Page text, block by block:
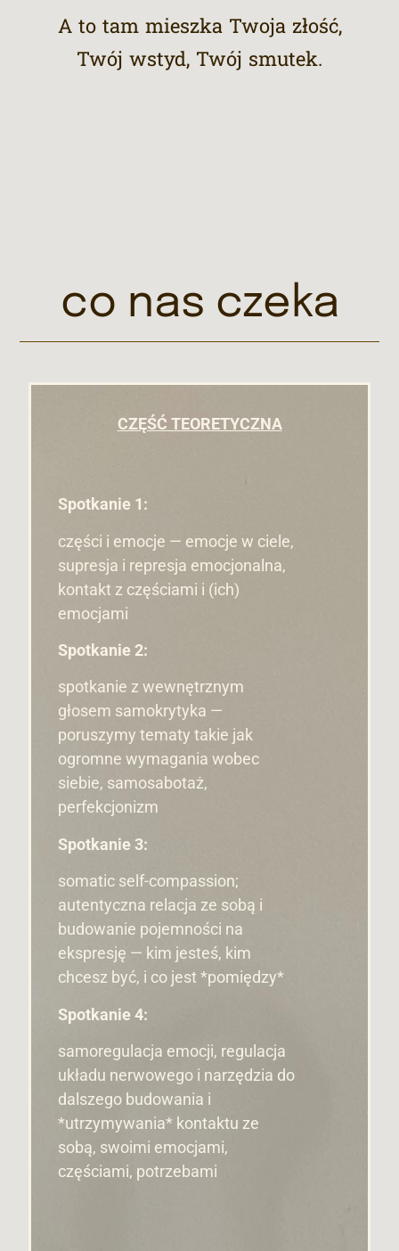
A to tam mieszka Twoja złość,
Twój wstyd, Twój smutek.
co nas czeka
CZĘŚĆ TEORETYCZNA
Spotkanie 1:
części i emocje — emocje w ciele,
supresja i represja emocjonalna,
kontakt z częściami i (ich)
emocjami
Spotkanie 2:
spotkanie z wewnętrznym
głosem samokrytyka —
poruszymy tematy takie jak
ogromne wymagania wobec
siebie, samosabotaż,
perfekcjonizm
Spotkanie 3:
somatic self-compassion;
autentyczna relacja ze sobą i
budowanie pojemności na
ekspresję — kim jesteś, kim
chcesz być, i co jest *pomiędzy*
Spotkanie 4:
samoregulacja emocji, regulacja
układu nerwowego i narzędzia do
dalszego budowania i
*utrzymywania* kontaktu ze
sobą, swoimi emocjami,
częściami, potrzebami